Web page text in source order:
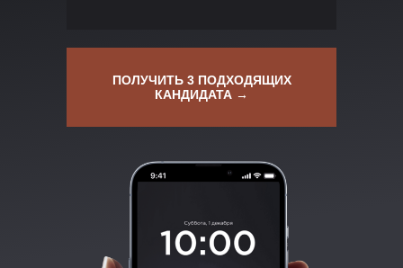
ПОЛУЧИТЬ 3 ПОДХОДЯЩИХ
КАНДИДАТА →